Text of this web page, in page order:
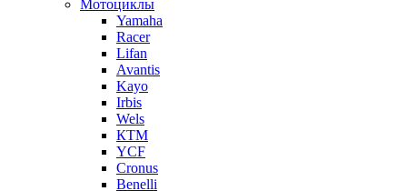
Мотоциклы
Yamaha
Racer
Lifan
Avantis
Kayo
Irbis
Wels
КТМ
YCF
Cronus
Benelli